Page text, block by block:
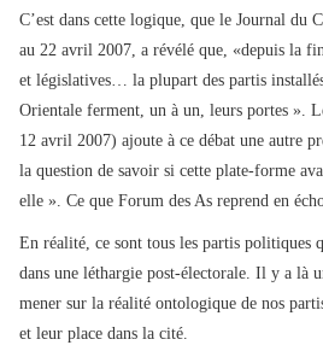
C’est dans cette logique, que le Journal du
au 22 avril 2007, a révélé que, «depuis la
et législatives… la plupart des partis
Orientale ferment, un à un, leurs portes ».
12 avril 2007) ajoute à ce débat une autre
la question de savoir si cette plate-forme
elle ». Ce que Forum des As reprend en
En réalité, ce sont tous les partis politiques
dans une léthargie post-électorale. Il y a là
mener sur la réalité ontologique de nos
et leur place dans la cité.